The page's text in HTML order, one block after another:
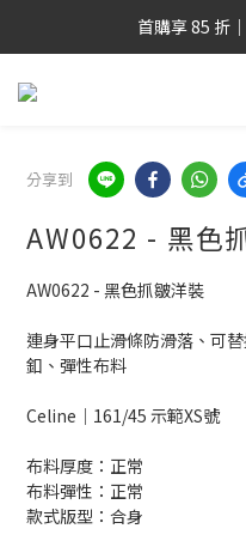
全台滿$2,500 TWD
8/1-8/14 情人節
全台滿$2,500 TWD
分享到
AW0622 - 黑色
AW0622 - 黑色抓皺洋裝
連身平口止滑條防滑落、可
釦、彈性布料
Celine｜161/45 示範XS號
布料厚度：正常
布料彈性：正常
款式版型：合身